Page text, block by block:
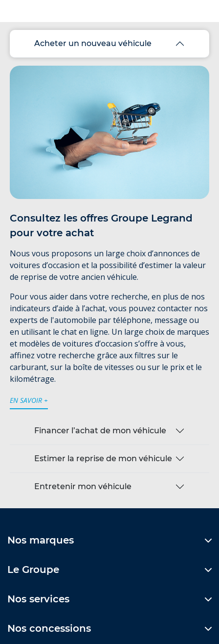
Acheter un nouveau véhicule
Consultez les offres Groupe Legrand
pour votre achat
Nous vous proposons un large choix d’annonces de
voitures d’occasion et la possibilité d’estimer la valeur
de reprise de votre ancien véhicule.
Pour vous aider dans votre recherche, en plus de nos
indicateurs d’aide à l’achat, vous pouvez contacter nos
experts de l'automobile par téléphone, message ou
en utilisant le chat en ligne. Un large choix de marques
et modèles de voitures d’occasion s’offre à vous,
affinez votre recherche grâce aux filtres sur le
carburant, sur la boîte de vitesses ou sur le prix et le
kilométrage.
EN SAVOIR +
Financer l’achat de mon véhicule
Estimer la reprise de mon véhicule
Entretenir mon véhicule
Nos marques
Le Groupe
Nos services
Nos concessions